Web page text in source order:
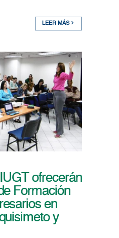
LEER MÁS
ofrecerán
Formación
en
y